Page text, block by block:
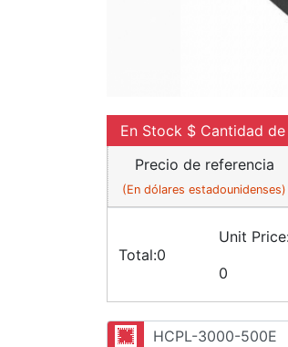
En Stock $ Cantidad
Precio de referencia
(En dólares estadounidenses)
Total:0
Unit
0